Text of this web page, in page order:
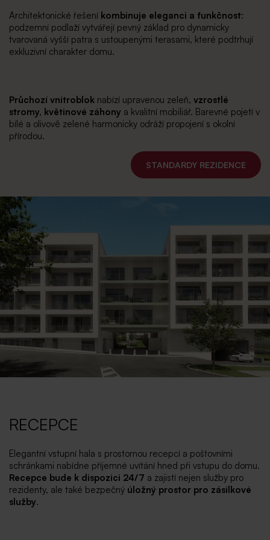
Architektonické řešení kombinuje eleganci a funkčnost:
podzemní podlaží vytvářejí pevný základ pro dynamicky
tvarovaná vyšší patra s ustoupenými terasami, které podtrhují
exkluzivní charakter domu.
Průchozí vnitroblok nabízí upravenou zeleň, vzrostlé
stromy, květinové záhony a kvalitní mobiliář. Barevné pojetí v
bílé a olivově zelené harmonicky odráží propojení s okolní
přírodou.
STANDARDY REZIDENCE
RECEPCE
Elegantní vstupní hala s prostornou recepcí a poštovními
schránkami nabídne příjemné uvítání hned při vstupu do domu.
Recepce bude k dispozici 24/7 a zajistí nejen služby pro
rezidenty, ale také bezpečný úložný prostor pro zásilkové
služby.